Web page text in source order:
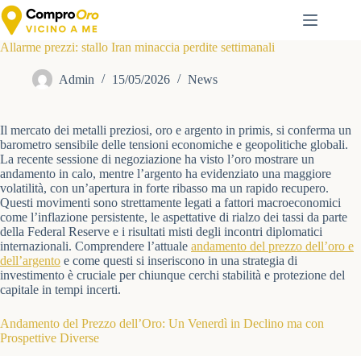
Salta
al
contenuto
Allarme prezzi: stallo Iran minaccia perdite settimanali
Admin 15/05/2026 News
Il mercato dei metalli preziosi, oro e argento in primis, si conferma un
barometro sensibile delle tensioni economiche e geopolitiche globali.
La recente sessione di negoziazione ha visto l’oro mostrare un
andamento in calo, mentre l’argento ha evidenziato una maggiore
volatilità, con un’apertura in forte ribasso ma un rapido recupero.
Questi movimenti sono strettamente legati a fattori macroeconomici
come l’inflazione persistente, le aspettative di rialzo dei tassi da parte
della Federal Reserve e i risultati misti degli incontri diplomatici
internazionali. Comprendere l’attuale andamento del prezzo dell’oro e
dell’argento e come questi si inseriscono in una strategia di
investimento è cruciale per chiunque cerchi stabilità e protezione del
capitale in tempi incerti.
Andamento del Prezzo dell’Oro: Un Venerdì in Declino ma con
Prospettive Diverse